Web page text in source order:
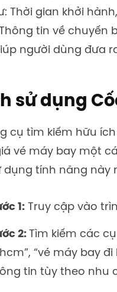
Thời gian khởi
tin về chuyến
người dùng đưa
sử dụng
cụ tìm kiếm hữu
vé máy bay một
dụng tính năng này
1: Truy cập vào
2: Tìm kiếm các
“vé máy bay
tin tùy theo nhu